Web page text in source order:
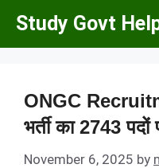
Skip
Study Govt
ONGC
भर्ती का 2743
November 6, 2025 by